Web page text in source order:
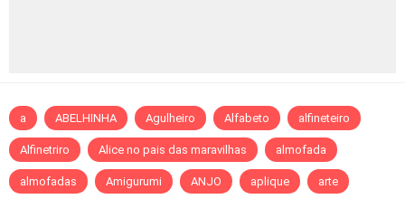
a ABELHINHA Agulheiro Alfabeto alfineteiro
Alfinetriro Alice no pais das maravilhas almofada
almofadas Amigurumi ANJO aplique arte